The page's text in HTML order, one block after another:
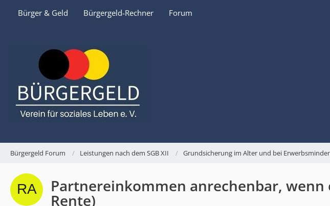
Bürger & Geld Bürgergeld-Rechner Forum
Bürgergeld Forum Leistungen nach dem SGB XII Grundsicherung im Alter und bei
Partnereinkommen anrechenbar, wenn
Rente)